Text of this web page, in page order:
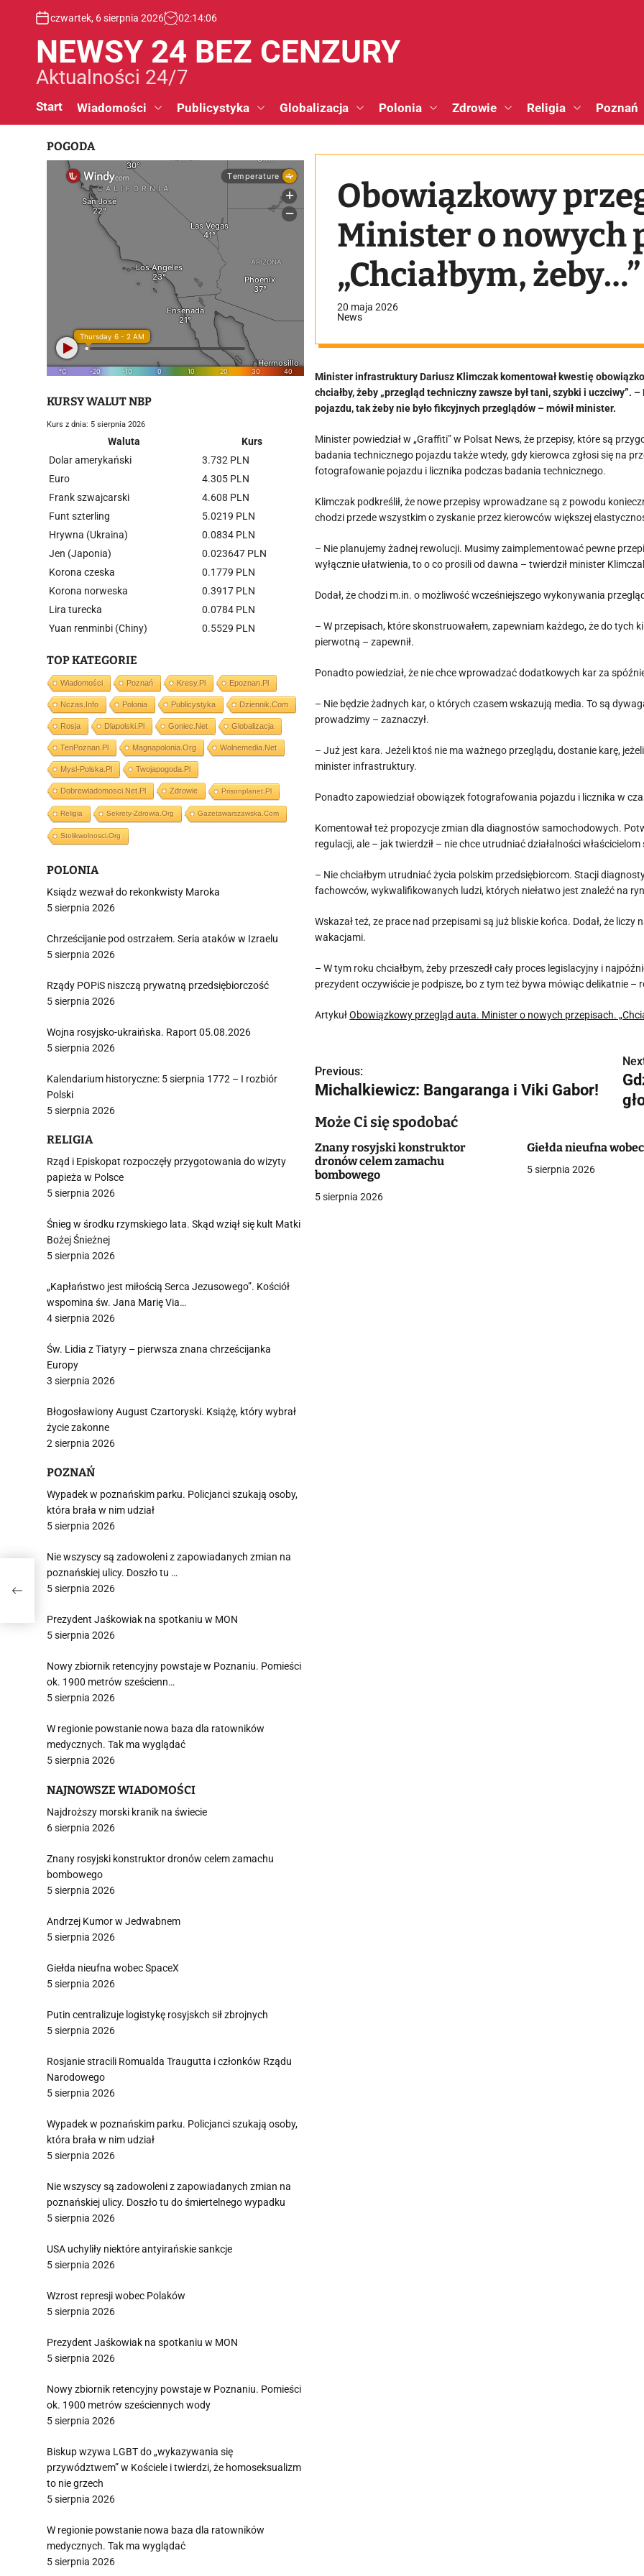
czwartek, 6 sierpnia 2026 02:14:07
NEWSY 24 BEZ CENZURY
Aktualności 24/7
Start Wiadomości Publicystyka Globalizacja Polonia Zdrowie Religia Poznań
Obowiązkowy
Minister o nowych
„Chciałbym, żeby…”
20 maja 2026
News
Minister infrastruktury Dariusz Klimczak komentował kwestię
chciałby, żeby „przegląd techniczny zawsze był tani, szybki i
pojazdu, tak żeby nie było fikcyjnych przeglądów – mówił minister.
Minister powiedział w „Graffiti” w Polsat News, że przepisy, które są
badania technicznego pojazdu także wtedy, gdy kierowca zgłosi się na
fotografowanie pojazdu i licznika podczas badania technicznego.
Klimczak podkreślił, że nowe przepisy wprowadzane są z powodu
chodzi przede wszystkim o zyskanie przez kierowców większej
– Nie planujemy żadnej rewolucji. Musimy zaimplementować pewne
wyłącznie ułatwienia, to o co prosili od dawna – twierdził minister
Dodał, że chodzi m.in. o możliwość wcześniejszego wykonywania
– W przepisach, które skonstruowałem, zapewniam każdego, że do tych
pierwotną – zapewnił.
Ponadto powiedział, że nie chce wprowadzać dodatkowych kar za
– Nie będzie żadnych kar, o których czasem wskazują media. To są
prowadzimy – zaznaczył.
– Już jest kara. Jeżeli ktoś nie ma ważnego przeglądu, dostanie karę,
minister infrastruktury.
Ponadto zapowiedział obowiązek fotografowania pojazdu i licznika w
Komentował też propozycje zmian dla diagnostów samochodowych.
regulacji, ale – jak twierdził – nie chce utrudniać działalności
– Nie chciałbym utrudniać życia polskim przedsiębiorcom. Stacji
fachowców, wykwalifikowanych ludzi, których niełatwo jest znaleźć na
Wskazał też, ze prace nad przepisami są już bliskie końca. Dodał, że
wakacjami.
– W tym roku chciałbym, żeby przeszedł cały proces legislacyjny i
prezydent oczywiście je podpisze, bo z tym też bywa mówiąc delikatnie –
ArtykułObowiązkowy przegląd auta. Minister o nowych przepisach.
N
a
w
i
g
a
Previous:
Michalkiewicz: Bangaranga i Viki Gabor!
Może Ci się spodobać
Znany rosyjski konstruktor
dronów celem zamachu
bombowego
5 sierpnia 2026
Giełda nieufna
5 sierpnia 2026
POGODA
KURSY WALUT NBP
Kurs z dnia: 5 sierpnia 2026
Waluta
Kurs
Dolar amerykański
3.732 PLN
Euro
4.305 PLN
Frank szwajcarski
4.608 PLN
Funt szterling
5.0219 PLN
Hrywna (Ukraina)
0.0834 PLN
Jen (Japonia)
0.023647 PLN
Korona czeska
0.1779 PLN
Korona norweska
0.3917 PLN
Lira turecka
0.0784 PLN
Yuan renminbi (Chiny)
0.5529 PLN
TOP KATEGORIE
Wiadomości Poznań Kresy.pl Epoznan.pl
Nczas.info Polonia Publicystyka Dziennik.com
Rosja Dlapolski.pl Goniec.net Globalizacja
TenPoznan.pl Magnapolonia.org Wolnemedia.net
Mysl-Polska.pl Twojapogoda.pl
Dobrewiadomosci.net.pl Zdrowie Prisonplanet.pl
Religia Sekrety-Zdrowia.org Gazetawarszawska.com
Stolikwolnosci.org
POLONIA
Ksiądz wezwał do rekonkwisty Maroka
5 sierpnia 2026
Chrześcijanie pod ostrzałem. Seria ataków w Izraelu
5 sierpnia 2026
Rządy POPiS niszczą prywatną przedsiębiorczość
5 sierpnia 2026
Wojna rosyjsko-ukraińska. Raport 05.08.2026
5 sierpnia 2026
Kalendarium historyczne: 5 sierpnia 1772 – I rozbiór
Polski
5 sierpnia 2026
RELIGIA
Rząd i Episkopat rozpoczęły przygotowania do wizyty
papieża w Polsce
5 sierpnia 2026
Śnieg w środku rzymskiego lata. Skąd wziął się kult Matki
Bożej Śnieżnej
5 sierpnia 2026
„Kapłaństwo jest miłością Serca Jezusowego”. Kościół
wspomina św. Jana Marię Via…
4 sierpnia 2026
Św. Lidia z Tiatyry – pierwsza znana chrześcijanka
Europy
3 sierpnia 2026
Błogosławiony August Czartoryski. Książę, który wybrał
życie zakonne
2 sierpnia 2026
POZNAŃ
Wypadek w poznańskim parku. Policjanci szukają osoby,
która brała w nim udział
5 sierpnia 2026
Nie wszyscy są zadowoleni z zapowiadanych zmian na
poznańskiej ulicy. Doszło tu …
5 sierpnia 2026
Prezydent Jaśkowiak na spotkaniu w MON
5 sierpnia 2026
Nowy zbiornik retencyjny powstaje w Poznaniu. Pomieści
ok. 1900 metrów sześcienn…
5 sierpnia 2026
W regionie powstanie nowa baza dla ratowników
medycznych. Tak ma wyglądać
5 sierpnia 2026
NAJNOWSZE WIADOMOŚCI
Najdroższy morski kranik na świecie
6 sierpnia 2026
Znany rosyjski konstruktor dronów celem zamachu
bombowego
5 sierpnia 2026
Andrzej Kumor w Jedwabnem
5 sierpnia 2026
Giełda nieufna wobec SpaceX
5 sierpnia 2026
Putin centralizuje logistykę rosyjskch sił zbrojnych
5 sierpnia 2026
Rosjanie stracili Romualda Traugutta i członków Rządu
Narodowego
5 sierpnia 2026
Wypadek w poznańskim parku. Policjanci szukają osoby,
która brała w nim udział
5 sierpnia 2026
Nie wszyscy są zadowoleni z zapowiadanych zmian na
poznańskiej ulicy. Doszło tu do śmiertelnego wypadku
5 sierpnia 2026
USA uchyliły niektóre antyirańskie sankcje
5 sierpnia 2026
Wzrost represji wobec Polaków
5 sierpnia 2026
Prezydent Jaśkowiak na spotkaniu w MON
5 sierpnia 2026
Nowy zbiornik retencyjny powstaje w Poznaniu. Pomieści
ok. 1900 metrów sześciennych wody
5 sierpnia 2026
Biskup wzywa LGBT do „wykazywania się
przywództwem” w Kościele i twierdzi, że homoseksualizm
to nie grzech
5 sierpnia 2026
W regionie powstanie nowa baza dla ratowników
medycznych. Tak ma wyglądać
5 sierpnia 2026